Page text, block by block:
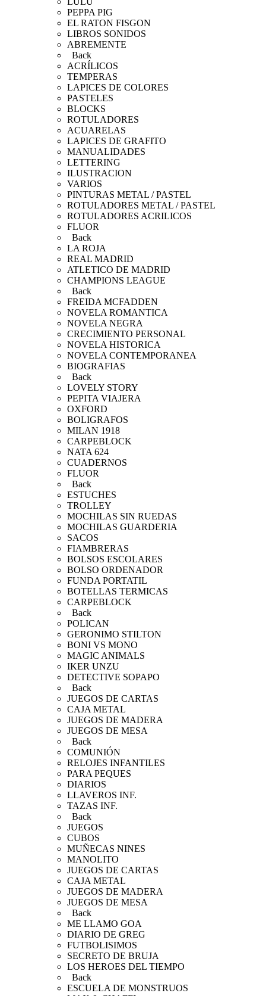
PEPPA PIG
EL RATON FISGON
LIBROS SONIDOS
ABREMENTE
Back
ACRÍLICOS
TEMPERAS
LAPICES DE COLORES
PASTELES
BLOCKS
ROTULADORES
ACUARELAS
LAPICES DE GRAFITO
MANUALIDADES
LETTERING
ILUSTRACION
VARIOS
PINTURAS METAL / PASTEL
ROTULADORES METAL / PASTEL
ROTULADORES ACRILICOS
FLUOR
Back
LA ROJA
REAL MADRID
ATLETICO DE MADRID
CHAMPIONS LEAGUE
Back
FREIDA MCFADDEN
NOVELA ROMANTICA
NOVELA NEGRA
CRECIMIENTO PERSONAL
NOVELA HISTORICA
NOVELA CONTEMPORANEA
BIOGRAFIAS
Back
LOVELY STORY
PEPITA VIAJERA
OXFORD
BOLIGRAFOS
MILAN 1918
CARPEBLOCK
NATA 624
CUADERNOS
FLUOR
Back
ESTUCHES
TROLLEY
MOCHILAS SIN RUEDAS
MOCHILAS GUARDERIA
SACOS
FIAMBRERAS
BOLSOS ESCOLARES
BOLSO ORDENADOR
FUNDA PORTATIL
BOTELLAS TERMICAS
CARPEBLOCK
Back
POLICAN
GERONIMO STILTON
BONI VS MONO
MAGIC ANIMALS
IKER UNZU
DETECTIVE SOPAPO
Back
JUEGOS DE CARTAS
CAJA METAL
JUEGOS DE MADERA
JUEGOS DE MESA
Back
COMUNIÓN
RELOJES INFANTILES
PARA PEQUES
DIARIOS
LLAVEROS INF.
TAZAS INF.
Back
JUEGOS
CUBOS
MUÑECAS NINES
MANOLITO
JUEGOS DE CARTAS
CAJA METAL
JUEGOS DE MADERA
JUEGOS DE MESA
Back
ME LLAMO GOA
DIARIO DE GREG
FUTBOLISIMOS
SECRETO DE BRUJA
LOS HEROES DEL TIEMPO
Back
ESCUELA DE MONSTRUOS